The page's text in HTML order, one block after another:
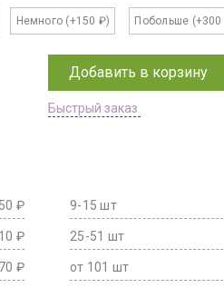
Немного (+150 ₽) Побольше (+300
Добавить в корзину
Быстрый заказ
₽ 9-15 шт
₽ 25-51 шт
₽ от 101 шт